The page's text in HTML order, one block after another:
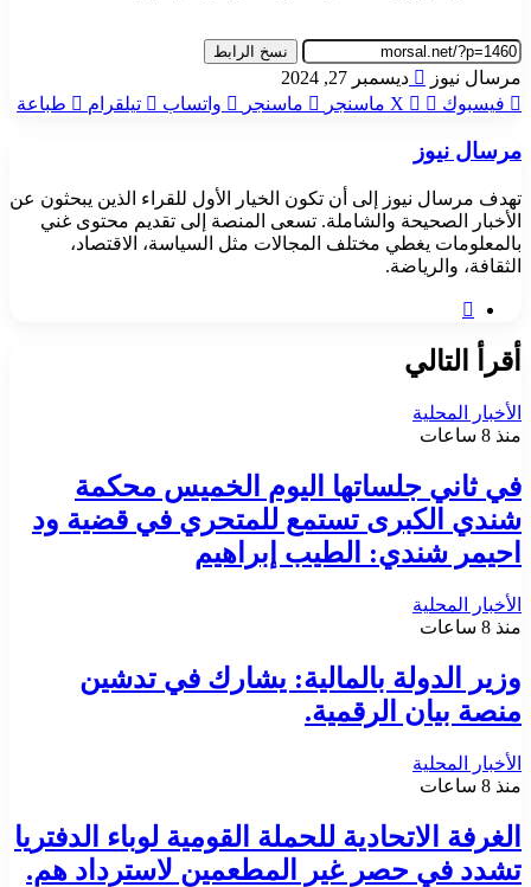
نسخ الرابط
مرسال نيوز
أرسل
بريدا
إلكترونيا
ديسمبر 27, 2024
فيسبوك
‫X ماسنجر ماسنجر واتساب تيلقرام طباعة
مرسال نيوز
تهدف مرسال نيوز إلى أن تكون الخيار الأول للقراء الذين يبحثون عن
الأخبار الصحيحة والشاملة. تسعى المنصة إلى تقديم محتوى غني
بالمعلومات يغطي مختلف المجالات مثل السياسة، الاقتصاد،
الثقافة، والرياضة.
أقرأ التالي
الأخبار المحلية
منذ 8 ساعات
في ثاني جلساتها اليوم الخميس محكمة
شندي الكبرى تستمع للمتحري في قضية ود
احيمر شندي: الطيب إبراهيم
الأخبار المحلية
منذ 8 ساعات
وزير الدولة بالمالية: يشارك في تدشين
منصة بيان الرقمية.
الأخبار المحلية
منذ 8 ساعات
الغرفة الاتحادية للحملة القومية لوباء الدفتريا
تشدد في حصر غير المطعمين لاسترداد هم.